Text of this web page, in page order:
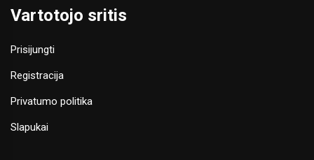
Vartotojo sritis
Prisijungti
Registracija
Privatumo politika
Slapukai